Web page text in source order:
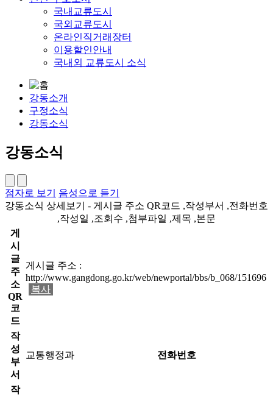
국내교류도시
국외교류도시
온라인직거래장터
이용할인안내
국내외 교류도시 소식
강동소개
구정소식
강동소식
강동소식
점자로 보기
음성으로 듣기
강동소식 상세보기 - 게시글 주소 QR코드 ,작성부서 ,전화번호
,작성일 ,조회수 ,첨부파일 ,제목 ,본문
게
시
글
주
소
QR
코
드
게시글 주소 :
http://www.gangdong.go.kr/web/newportal/bbs/b_068/151696
복사
작
성
부
서
교통행정과 전화번호
작